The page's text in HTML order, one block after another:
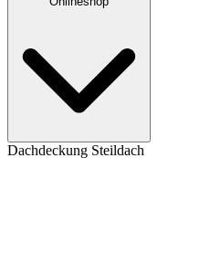
Dachdeckung Steildach